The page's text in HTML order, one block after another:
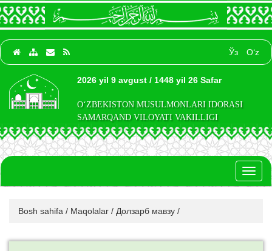
Ўз O‘z
2026 yil 9 avgust / 1448 yil 26 Safar
O‘ZBEKISTON MUSULMONLARI IDORASI
SAMARQAND VILOYATI VAKILLIGI
Bosh sahifa / Maqolalar / Долзарб мавзу /